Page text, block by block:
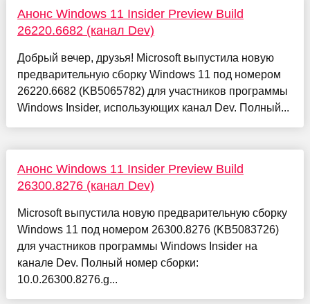
Анонс Windows 11 Insider Preview Build
26220.6682 (канал Dev)
Добрый вечер, друзья! Microsoft выпустила новую
предварительную сборку Windows 11 под номером
26220.6682 (KB5065782) для участников программы
Windows Insider, использующих канал Dev. Полный...
Анонс Windows 11 Insider Preview Build
26300.8276 (канал Dev)
Microsoft выпустила новую предварительную сборку
Windows 11 под номером 26300.8276 (KB5083726)
для участников программы Windows Insider на
канале Dev. Полный номер сборки:
10.0.26300.8276.g...